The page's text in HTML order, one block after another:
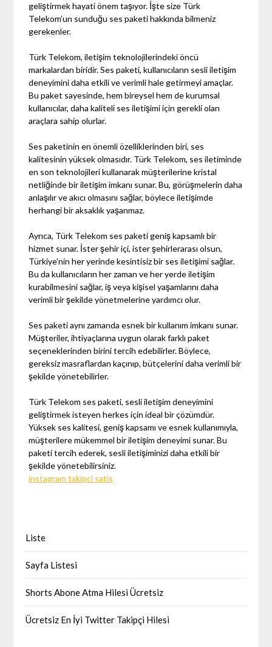
geliştirmek hayati önem taşıyor. İşte size Türk
Telekom’un sunduğu ses paketi hakkında bilmeniz
gerekenler.
Türk Telekom, iletişim teknolojilerindeki öncü
markalardan biridir. Ses paketi, kullanıcıların sesli iletişim
deneyimini daha etkili ve verimli hale getirmeyi amaçlar.
Bu paket sayesinde, hem bireysel hem de kurumsal
kullanıcılar, daha kaliteli ses iletişimi için gerekli olan
araçlara sahip olurlar.
Ses paketinin en önemli özelliklerinden biri, ses
kalitesinin yüksek olmasıdır. Türk Telekom, ses iletiminde
en son teknolojileri kullanarak müşterilerine kristal
netliğinde bir iletişim imkanı sunar. Bu, görüşmelerin daha
anlaşılır ve akıcı olmasını sağlar, böylece iletişimde
herhangi bir aksaklık yaşanmaz.
Ayrıca, Türk Telekom ses paketi geniş kapsamlı bir
hizmet sunar. İster şehir içi, ister şehirlerarası olsun,
Türkiye’nin her yerinde kesintisiz bir ses iletişimi sağlar.
Bu da kullanıcıların her zaman ve her yerde iletişim
kurabilmesini sağlar, iş veya kişisel yaşamlarını daha
verimli bir şekilde yönetmelerine yardımcı olur.
Ses paketi aynı zamanda esnek bir kullanım imkanı sunar.
Müşteriler, ihtiyaçlarına uygun olarak farklı paket
seçeneklerinden birini tercih edebilirler. Böylece,
gereksiz masraflardan kaçınıp, bütçelerini daha verimli bir
şekilde yönetebilirler.
Türk Telekom ses paketi, sesli iletişim deneyimini
geliştirmek isteyen herkes için ideal bir çözümdür.
Yüksek ses kalitesi, geniş kapsamı ve esnek kullanımıyla,
müşterilere mükemmel bir iletişim deneyimi sunar. Bu
paketi tercih ederek, sesli iletişiminizi daha etkili bir
şekilde yönetebilirsiniz.
instagram takipci satis
Liste
Sayfa Listesi
Shorts Abone Atma Hilesi Ücretsiz
Ücretsiz En İyi Twitter Takipçi Hilesi